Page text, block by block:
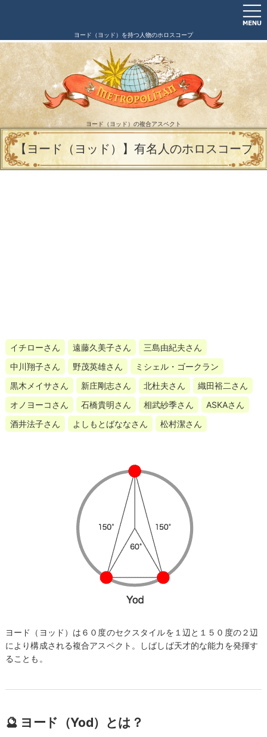
ヨード（ヨッド）を持つ人物のホロスコープ
ヨード（ヨッド）の複合アスペクト
【ヨード（ヨッド）】有名人のホロスコープ
イチローさん 遠藤久美子さん
三島由紀夫さん
中川翔子さん
野茂英雄さん
ミシェル・ゴークラン
黒木メイサさん
新庄剛志さん 北杜夫さん
織田裕二さん
オノヨーコさん
石橋貴明さん 相武紗季さん
ASKAさん
酒井法子さん
よしもとばななさん 松村潔さん
ヨード（ヨッド）は６０度のセクスタイルを１辺と１５０度の２辺
により構成される複合アスペクト。しばしば天才的な能力を発揮す
ることも。
🔮 ヨード（Yod）とは？